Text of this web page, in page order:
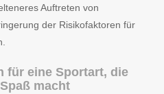
Auftreten von
der Risikofaktoren für
für eine Sportart, die
macht